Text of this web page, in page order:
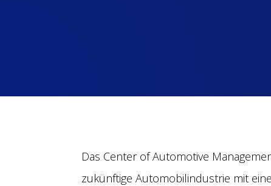
Das Center of Automotive
zukünftige Automobilindustrie mit